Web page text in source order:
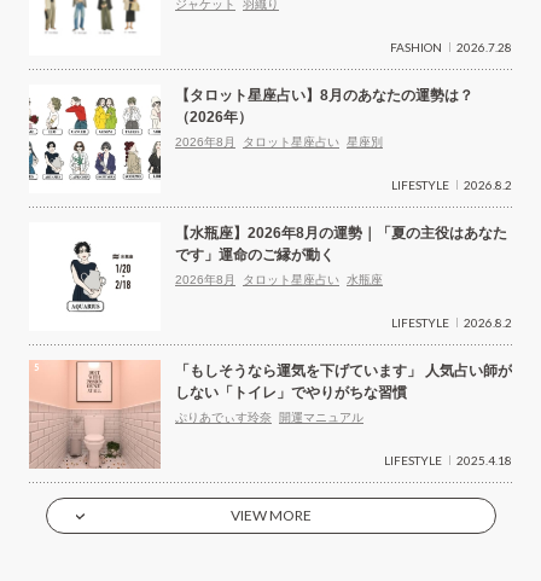
ジャケット 羽織り
FASHION 2026.7.28
【タロット星座占い】8月のあなたの運勢は？
（2026年）
2026年8月 タロット星座占い 星座別
LIFESTYLE 2026.8.2
【水瓶座】2026年8月の運勢｜「夏の主役はあなた
です」運命のご縁が動く
2026年8月 タロット星座占い 水瓶座
LIFESTYLE 2026.8.2
「もしそうなら運気を下げています」 人気占い師が
しない「トイレ」でやりがちな習慣
ぷりあでぃす玲奈 開運マニュアル
LIFESTYLE 2025.4.18
VIEW MORE